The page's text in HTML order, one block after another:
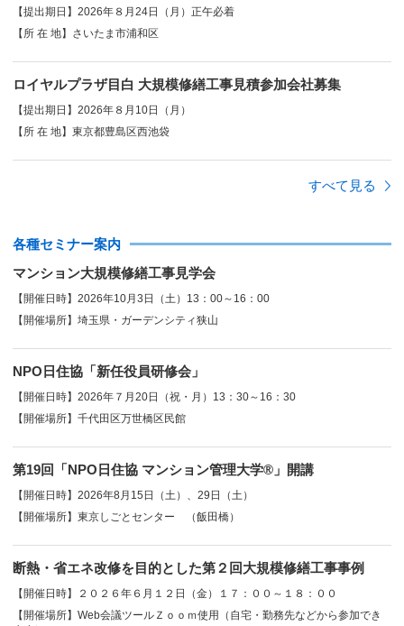
【提出期日】2026年８月24日（月）正午必着
【所 在 地】さいたま市浦和区
ロイヤルプラザ目白 大規模修繕工事見積参加会社募集
【提出期日】2026年８月10日（月）
【所 在 地】東京都豊島区西池袋
すべて見る
各種セミナー案内
マンション大規模修繕工事見学会
【開催日時】2026年10月3日（土）13：00～16：00
【開催場所】埼玉県・ガーデンシティ狭山
NPO日住協「新任役員研修会」
【開催日時】2026年７月20日（祝・月）13：30～16：30
【開催場所】千代田区万世橋区民館
第19回「NPO日住協 マンション管理大学®」開講
【開催日時】2026年8月15日（土）、29日（土）
【開催場所】東京しごとセンター （飯田橋）
断熱・省エネ改修を目的とした第２回大規模修繕工事事例
【開催日時】２０２６年６月１２日（金）１７：００～１８：００
【開催場所】Web会議ツールＺｏｏｍ使用（自宅・勤務先などから参加でき